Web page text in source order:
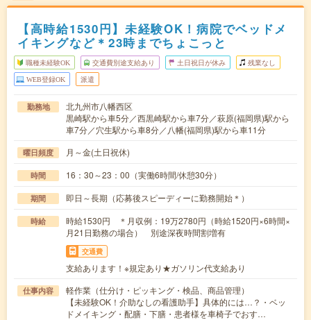
【高時給1530円】未経験OK！病院でベッドメ
イキングなど＊23時までちょこっと
職種未経験OK 交通費別途支給あり 土日祝日が休み 残業なし
WEB登録OK 派遣
勤務地
北九州市八幡西区
黒崎駅から車5分／西黒崎駅から車7分／萩原(福岡県)駅から
車7分／穴生駅から車8分／八幡(福岡県)駅から車11分
曜日頻度 月～金(土日祝休)
時間 16：30～23：00（実働6時間/休憩30分）
期間 即日～長期（応募後スピーディーに勤務開始＊）
時給
時給1530円 ＊月収例：19万2780円（時給1520円×6時間×
月21日勤務の場合） 別途深夜時間割増有
交通費
支給あります！※規定あり★ガソリン代支給あり
仕事内容
軽作業（仕分け・ピッキング・検品、商品管理）
【未経験OK！介助なしの看護助手】具体的には…？・ベッ
ドメイキング・配膳・下膳・患者様を車椅子でおす…